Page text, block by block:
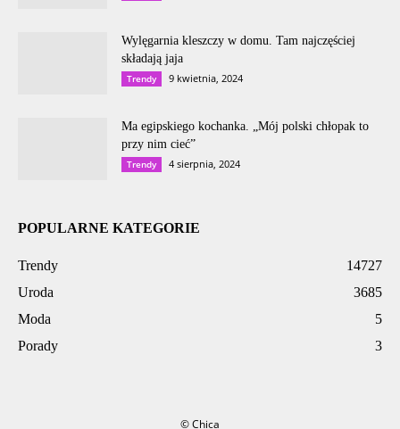
Wylęgarnia kleszczy w domu. Tam najczęściej
składają jaja
Trendy 9 kwietnia, 2024
Ma egipskiego kochanka. „Mój polski chłopak to
przy nim cieć”
Trendy 4 sierpnia, 2024
POPULARNE KATEGORIE
Trendy
14727
Uroda
3685
Moda
5
Porady
3
© Chica